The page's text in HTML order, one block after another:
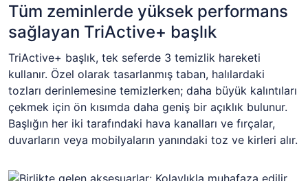
Tüm zeminlerde yüksek performans
sağlayan TriActive+ başlık
TriActive+ başlık, tek seferde 3 temizlik hareketi
kullanır. Özel olarak tasarlanmış taban, halılardaki
tozları derinlemesine temizlerken; daha büyük kalıntıları
çekmek için ön kısımda daha geniş bir açıklık bulunur.
Başlığın her iki tarafındaki hava kanalları ve fırçalar,
duvarların veya mobilyaların yanındaki toz ve kirleri alır.